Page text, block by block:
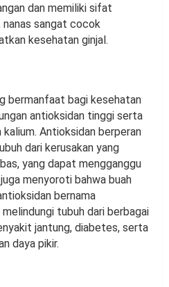
dan memiliki sifat
nanas sangat cocok
kesehatan ginjal.
bermanfaat bagi kesehatan
antioksidan tinggi serta
Antioksidan berperan
dari kerusakan yang
yang dapat mengganggu
menyoroti bahwa buah
bernama
tubuh dari berbagai
jantung, diabetes, serta
daya pikir.